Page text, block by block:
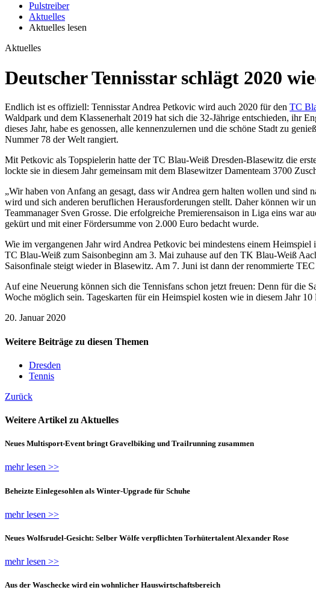
Pulstreiber
Aktuelles
Aktuelles lesen
Aktuelles
Deutscher Tennisstar schlägt 2020
Endlich ist es offiziell: Tennisstar Andrea Petkovic wird auch 2020 für den TC
Waldpark und dem Klassenerhalt 2019 hat sich die 32-Jährige entschieden, ihr
dieses Jahr, habe es genossen, alle kennenzulernen und die schöne Stadt zu
Nummer 78 der Welt rangiert.
Mit Petkovic als Topspielerin hatte der TC Blau-Weiß Dresden-Blasewitz die
lockte sie in diesem Jahr gemeinsam mit dem Blasewitzer Damenteam 3700
„Wir haben von Anfang an gesagt, dass wir Andrea gern halten wollen und sind
wird und sich anderen beruflichen Herausforderungen stellt. Daher können wir
Teammanager Sven Grosse. Die erfolgreiche Premierensaison in Liga eins war
gekürt und mit einer Fördersumme von 2.000 Euro bedacht wurde.
Wie im vergangenen Jahr wird Andrea Petkovic bei mindestens einem
TC Blau-Weiß zum Saisonbeginn am 3. Mai zuhause auf den TK Blau-Weiß
Saisonfinale steigt wieder in Blasewitz. Am 7. Juni ist dann der renommierte
Auf eine Neuerung können sich die Tennisfans schon jetzt freuen: Denn für die
Woche möglich sein. Tageskarten für ein Heimspiel kosten wie in diesem Jahr
20. Januar 2020
Weitere Beiträge zu diesen Themen
Dresden
Tennis
Zurück
Weitere Artikel zu Aktuelles
Neues Multisport-Event bringt Gravelbiking und Trailrunning zusammen
mehr lesen >>
Beheizte Einlegesohlen als Winter-Upgrade für Schuhe
mehr lesen >>
Neues Wolfsrudel-Gesicht: Selber Wölfe verpflichten Torhütertalent Alexander Rose
mehr lesen >>
Aus der Waschecke wird ein wohnlicher Hauswirtschaftsbereich